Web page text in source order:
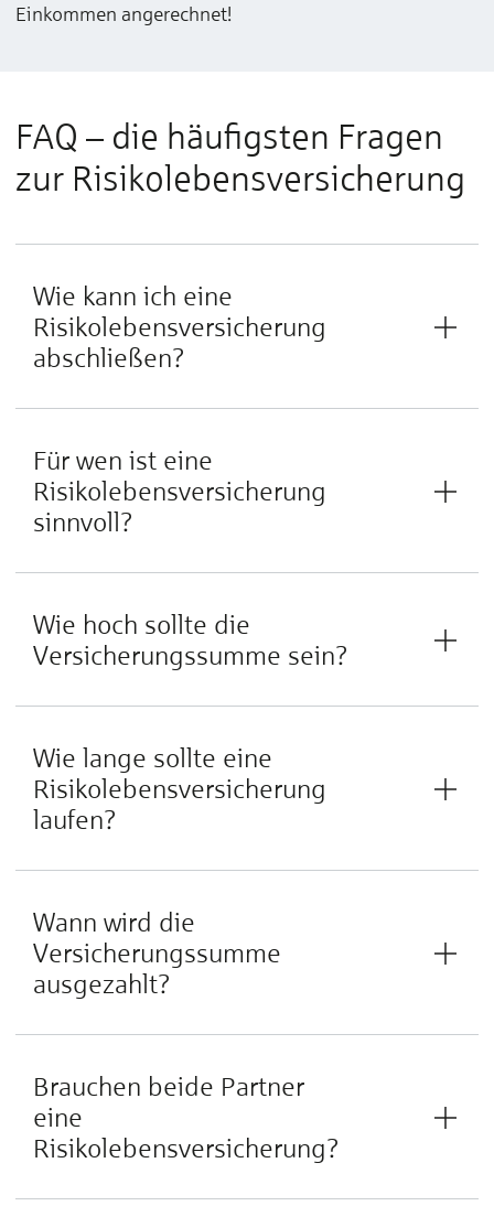
Einkommen angerechnet!
FAQ – die häu­figsten Fra­gen
zur Risiko­lebens­ver­sicherung
Wie kann ich eine
Risikolebensversicherung
abschließen?
Für wen ist eine
Risikolebensversicherung
sinnvoll?
Wie hoch sollte die
Versicherungssumme sein?
Wie lange sollte eine
Risikolebensversicherung
laufen?
Wann wird die
Versicherungssumme
ausgezahlt?
Brauchen beide Partner
eine
Risikolebensversicherung?